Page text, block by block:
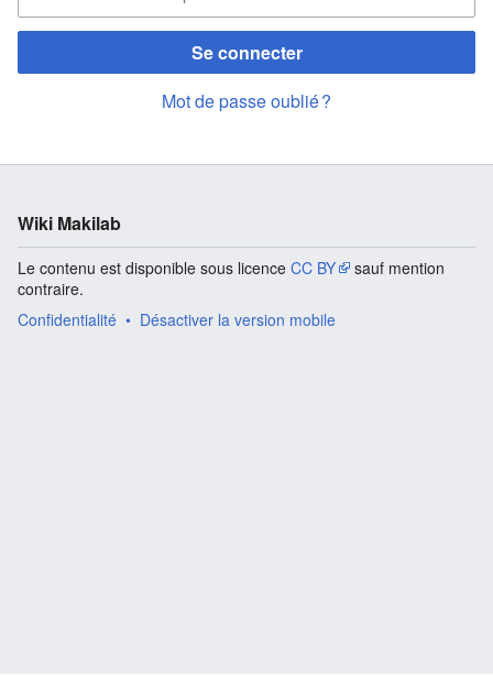
Se connecter
Mot de passe oublié ?
Wiki Makilab
Le contenu est disponible sous licence CC BY
sauf mention
contraire.
Confidentialité
Désactiver la version mobile